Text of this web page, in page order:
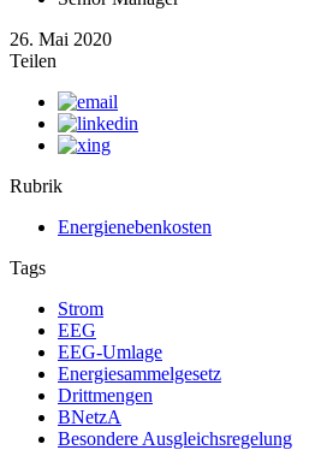
26. Mai 2020
Teilen
Rubrik
Energienebenkosten
Tags
Strom
EEG
EEG-Umlage
Energiesammelgesetz
Drittmengen
BNetzA
Besondere Ausgleichsregelung